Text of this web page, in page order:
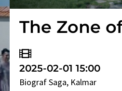
The Zone
2025-02-01 15:00
Biograf Saga, Kalmar